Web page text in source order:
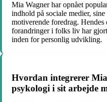
Mia Wagner har opnået
indhold på sociale medier,
motiverende foredrag.
forandringer i folks liv har
inden for personlig udvikling.
Hvordan integrerer
psykologi i sit arbejde